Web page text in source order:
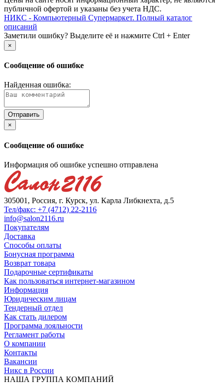
публичной офертой и указаны без учета НДС.
НИКС - Компьютерный Cупермаркет. Полный каталог
описаний
Заметили ошибку? Выделите её и нажмите Ctrl + Enter
×
Сообщение об ошибке
Найденная ошибка:
×
Сообщение об ошибке
Информация об ошибке успешно отправлена
305001, Россия, г. Курск, ул. Карла Либкнехта, д.5
Тел/факс: +7 (4712) 22-2116
info@salon2116.ru
Покупателям
Доставка
Способы оплаты
Бонусная программа
Возврат товара
Подарочные сертификаты
Как пользоваться интернет-магазином
Информация
Юридическим лицам
Тендерный отдел
Как стать дилером
Программа лояльности
Регламент работы
О компании
Контакты
Вакансии
Никс в России
НАША ГРУППА КОМПАНИЙ